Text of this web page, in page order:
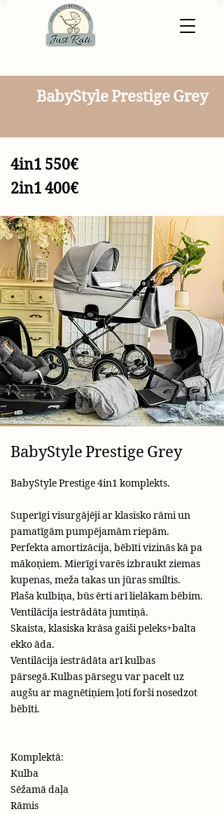
BabyStyle Prestige Grey
4in1 550€
2in1 400€
BabyStyle Prestige Grey
BabyStyle Prestige 4in1 komplekts.
Superīgi visurgājēji ar klasisko rāmi un
pamatīgām pumpējamām riepām.
Perfekta amortizācija, bēbīti vizinās kā pa
mākoņiem. Mierīgi varēs izbraukt ziemas
kupenas, meža takas un jūras smiltis.
Plaša kulbiņa, būs ērti arī lielākam bēbim.
Ventilācija iestrādāta jumtiņā.
Skaista, klasiska krāsa gaiši peleks+balta
ekko āda.
Ventilācija iestrādāta arī kulbas
pārsegā.Kulbas pārsegu var pacelt uz
augšu ar magnētiņiem ļoti forši nosedzot
bēbīti.
Komplektā:
Kulba
Sēžamā daļa
Rāmis